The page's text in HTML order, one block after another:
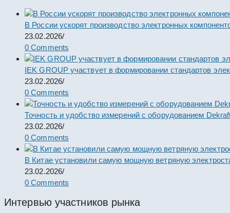
В России ускорят производство электронных
23.02.2026/
0 Comments
IEK GROUP участвует в формировании стандартов
23.02.2026/
0 Comments
Точность и удобство измерений с оборудованием
23.02.2026/
0 Comments
В Китае установили самую мощную ветряную
23.02.2026/
0 Comments
Интервью участников рынка